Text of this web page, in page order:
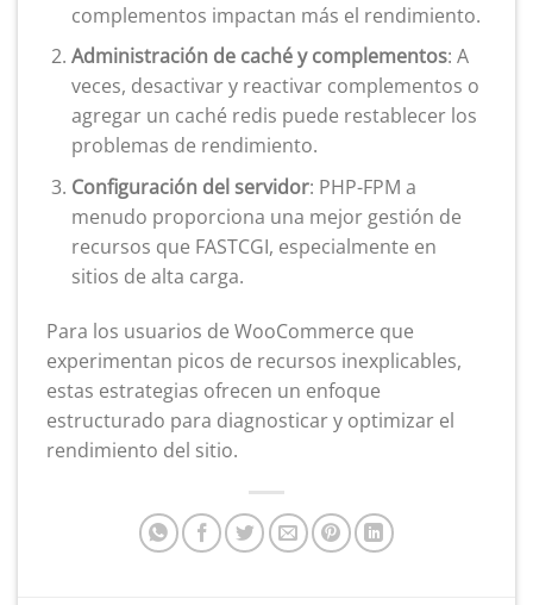
complementos impactan más el rendimiento.
Administración de caché y complementos: A
veces, desactivar y reactivar complementos o
agregar un caché redis puede restablecer los
problemas de rendimiento.
Configuración del servidor: PHP-FPM a
menudo proporciona una mejor gestión de
recursos que FASTCGI, especialmente en
sitios de alta carga.
Para los usuarios de WooCommerce que
experimentan picos de recursos inexplicables,
estas estrategias ofrecen un enfoque
estructurado para diagnosticar y optimizar el
rendimiento del sitio.